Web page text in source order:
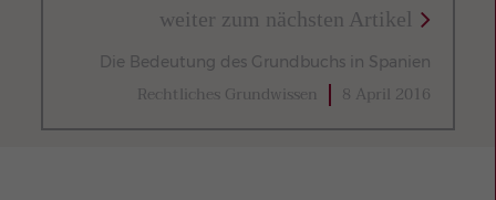
weiter zum nächsten Artikel
Die Bedeutung des Grundbuchs in Spanien
Rechtliches Grundwissen 8 April 2016